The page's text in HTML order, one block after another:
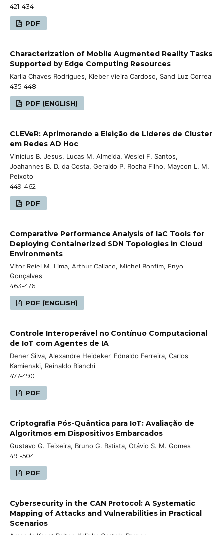
421-434
PDF
Characterization of Mobile Augmented Reality Tasks
Supported by Edge Computing Resources
Karlla Chaves Rodrigues, Kleber Vieira Cardoso, Sand Luz Correa
435-448
PDF (ENGLISH)
CLEVeR: Aprimorando a Eleição de Líderes de Cluster
em Redes AD Hoc
Vinicius B. Jesus, Lucas M. Almeida, Weslei F. Santos,
Joahannes B. D. da Costa, Geraldo P. Rocha Filho, Maycon L. M.
Peixoto
449-462
PDF
Comparative Performance Analysis of IaC Tools for
Deploying Containerized SDN Topologies in Cloud
Environments
Vitor Reiel M. Lima, Arthur Callado, Michel Bonfim, Enyo
Gonçalves
463-476
PDF (ENGLISH)
Controle Interoperável no Contínuo Computacional
de IoT com Agentes de IA
Dener Silva, Alexandre Heideker, Ednaldo Ferreira, Carlos
Kamienski, Reinaldo Bianchi
477-490
PDF
Criptografia Pós-Quântica para IoT: Avaliação de
Algoritmos em Dispositivos Embarcados
Gustavo G. Teixeira, Bruno G. Batista, Otávio S. M. Gomes
491-504
PDF
Cybersecurity in the CAN Protocol: A Systematic
Mapping of Attacks and Vulnerabilities in Practical
Scenarios